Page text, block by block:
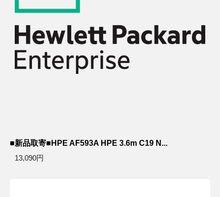
■新品取寄■HPE AF593A HPE 3.6m C19 N...
13,090円